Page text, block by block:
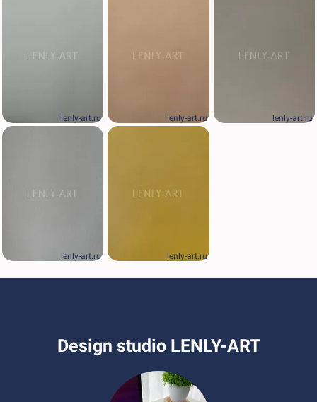
lenly-art.ru
lenly-art.ru
lenly-art.ru
lenly-art.ru
lenly-art.ru
Design studio LENLY-ART